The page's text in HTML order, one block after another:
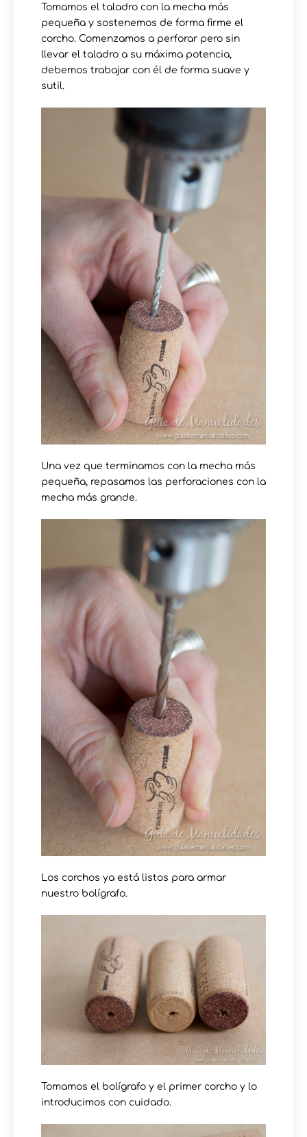
Tomamos el taladro con la mecha más
pequeña y sostenemos de forma firme el
corcho. Comenzamos a perforar pero sin
llevar el taladro a su máxima potencia,
debemos trabajar con él de forma suave y
sutil.
Una vez que terminamos con la mecha más
pequeña, repasamos las perforaciones con la
mecha más grande.
Los corchos ya está listos para armar
nuestro bolígrafo.
Tomamos el bolígrafo y el primer corcho y lo
introducimos con cuidado.